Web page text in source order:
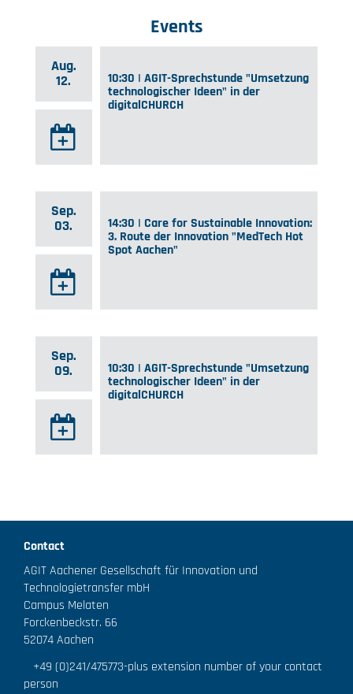
Events
Aug.
12.
10:30 | AGIT-Sprechstunde "Umsetzung
technologischer Ideen" in der
digitalCHURCH
Sep.
03.
14:30 | Care for Sustainable Innovation:
3. Route der Innovation "MedTech Hot
Spot Aachen"
Sep.
09.
10:30 | AGIT-Sprechstunde "Umsetzung
technologischer Ideen" in der
digitalCHURCH
Contact
AGIT Aachener Gesellschaft für Innovation und
Technologietransfer mbH
Campus Melaten
Forckenbeckstr. 66
52074 Aachen
+49 (0)241/475773-plus extension number of your contact
person